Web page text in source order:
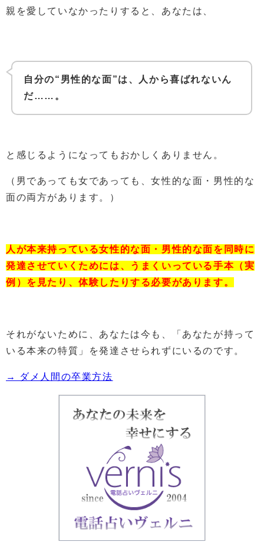
親を愛していなかったりすると、あなたは、
自分の“男性的な面”は、人から喜ばれないん
だ……。
と感じるようになってもおかしくありません。
（男であっても女であっても、女性的な面・男性的な
面の両方があります。）
人が本来持っている女性的な面・男性的な面を同時に
発達させていくためには、うまくいっている手本（実
例）を見たり、体験したりする必要があります。
それがないために、あなたは今も、「あなたが持って
いる本来の特質」を発達させられずにいるのです。
→ ダメ人間の卒業方法